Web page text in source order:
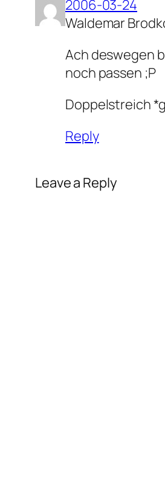
2006-03-24
Waldemar
Ach deswegen
noch passen ;P
Doppelstreich
Reply
Leave a Reply